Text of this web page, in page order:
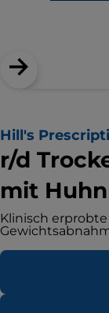
Hill's
r/d
mit Huhn
Klinisch